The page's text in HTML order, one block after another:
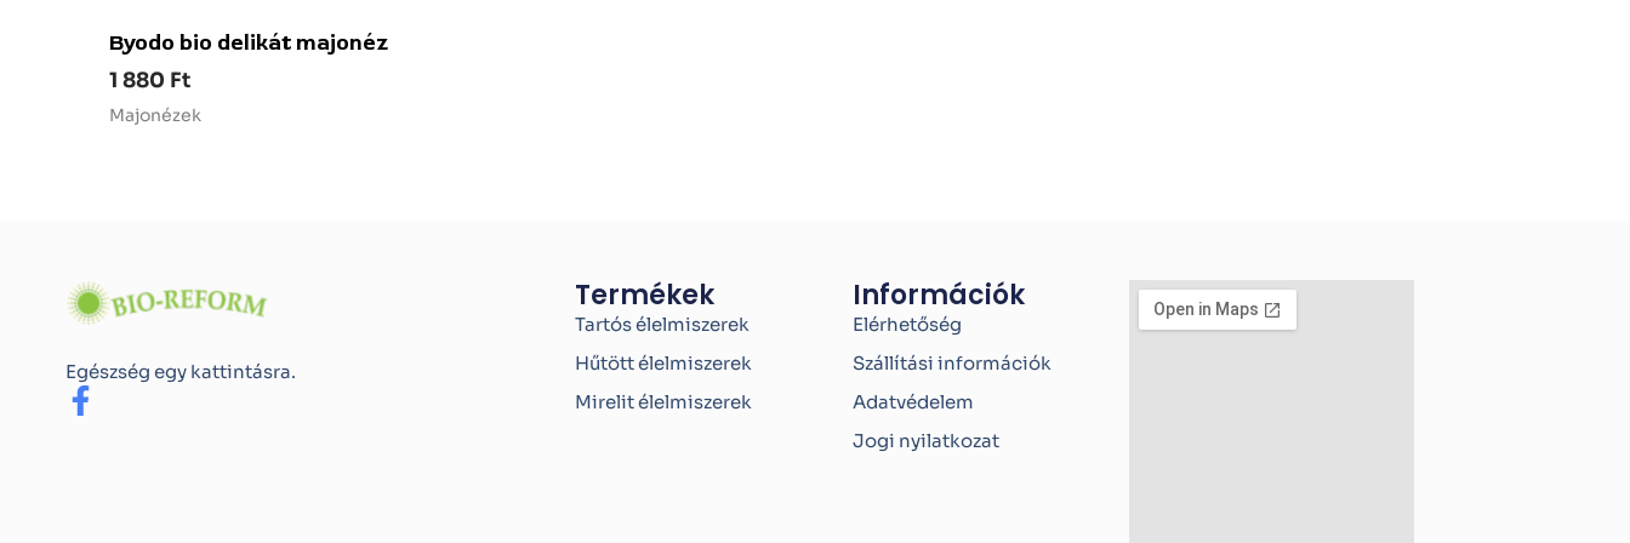
Byodo bio delikát majonéz
1 880 Ft
Majonézek
Egészség egy kattintásra.
F
Termékek
Tartós élelmiszerek
Hűtött élelmiszerek
Mirelit élelmiszerek
Információk
Elérhetőség
Szállítási információk
Adatvédelem
Jogi nyilatkozat